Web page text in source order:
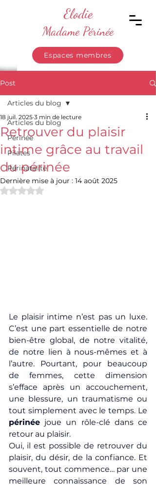
Elodie
Madame Périnée
Espaces membres
Post
Articles du blog
Périnée
Pilates
Périnatalité
Articles du blog
Retrouver du plaisir
intime grâce au travail
du périnée
18 juil. 2025 3 min de lecture
Dernière mise à jour : 14 août 2025
Noté NaN étoiles sur 5.
Le plaisir intime n’est pas un luxe.
C’est une part essentielle de notre
bien-être global, de notre vitalité,
de notre lien à nous-mêmes et à
l’autre. Pourtant, pour beaucoup
de femmes, cette dimension
s’efface après un accouchement,
une blessure, un traumatisme ou
périnée joue un rôle-clé dans ce
retour au plaisir.
Oui, il est possible de retrouver du
plaisir, du désir, de la confiance. Et
souvent, tout commence… par une
meilleure connaissance de son